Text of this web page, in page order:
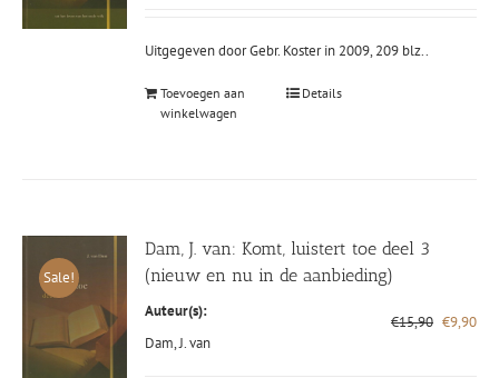
Uitgegeven door Gebr. Koster in 2009, 209 blz..
Toevoegen aan
winkelwagen
Details
Sale!
Dam, J. van: Komt, luistert toe deel 3
(nieuw en nu in de aanbieding)
Auteur(s):
Dam, J. van
€15,90 €9,90